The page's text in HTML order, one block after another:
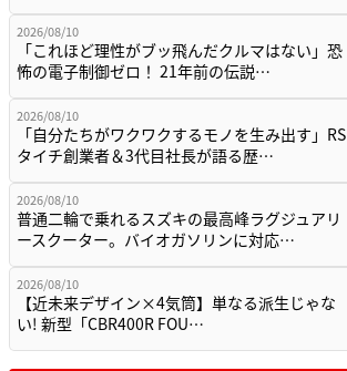
2026/08/10
「これほど理性がブッ飛んだクルマはない」恐
怖の電子制御ゼロ！ 21年前の伝説…
2026/08/10
「自分たちがワクワクするモノを生み出す」RS
タイチ創業者＆3代目社長が語る歴…
2026/08/10
普通二輪で乗れるスズキの最高峰ラグジュアリ
ースクーター。バイオガソリンに対応…
2026/08/10
【近未来デザイン×4気筒】単なる派生じゃな
い! 新型「CBR400R FOU…